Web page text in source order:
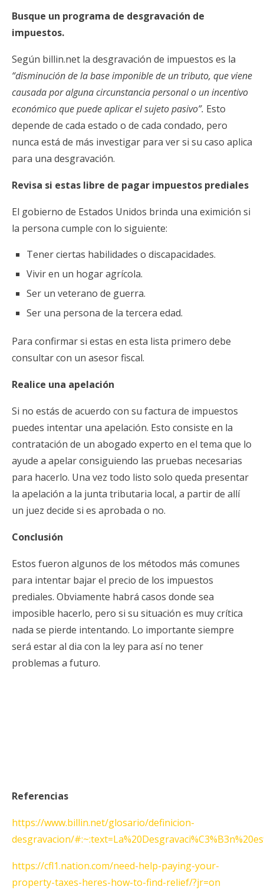
Busque un programa de desgravación de
impuestos.
Según billin.net la desgravación de impuestos es la
“disminución de la base imponible de un tributo, que viene
causada por alguna circunstancia personal o un incentivo
económico que puede aplicar el sujeto pasivo”. Esto
depende de cada estado o de cada condado, pero
nunca está de más investigar para ver si su caso aplica
para una desgravación.
Revisa si estas libre de pagar impuestos prediales
El gobierno de Estados Unidos brinda una eximición si
la persona cumple con lo siguiente:
Tener ciertas habilidades o discapacidades.
Vivir en un hogar agrícola.
Ser un veterano de guerra.
Ser una persona de la tercera edad.
Para confirmar si estas en esta lista primero debe
consultar con un asesor fiscal.
Realice una apelación
Si no estás de acuerdo con su factura de impuestos
puedes intentar una apelación. Esto consiste en la
contratación de un abogado experto en el tema que lo
ayude a apelar consiguiendo las pruebas necesarias
para hacerlo. Una vez todo listo solo queda presentar
la apelación a la junta tributaria local, a partir de allí
un juez decide si es aprobada o no.
Conclusión
Estos fueron algunos de los métodos más comunes
para intentar bajar el precio de los impuestos
prediales. Obviamente habrá casos donde sea
imposible hacerlo, pero si su situación es muy crítica
nada se pierde intentando. Lo importante siempre
será estar al dia con la ley para así no tener
problemas a futuro.
Referencias
https://www.billin.net/glosario/definicion-
desgravacion/
https://cfl1.nation.com/need-help-paying-your-
property-taxes-heres-how-to-find-relief/?jr=on